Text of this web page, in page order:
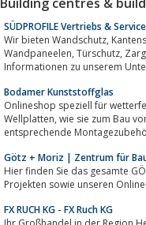
SÜDPROFILE Vertriebs &
Wir bieten Wandschutz, Kantenschutz, Eingangsmatten etc. an. Auch Rammschutz, dekorative Wandverkleidungen,
Wandpaneelen, Türschutz, Zargenschutz, Handläufe und thermoplastische Halbzeuge bieten wir unseren Kunden an. Weitere
Bodamer Kunststoffglas
Onlineshop speziell für
Wellplatten, wie sie zum Bau von Carports, Vordächern, Gewächshäusern und Wintergärten verwendet werden. Dazu das
Götz + Moriz | Zentrum für
Hier finden Sie das gesamte GÖTZ + MORIZ
Projekten sowie unseren
FX RUCH KG - FX Ruch KG